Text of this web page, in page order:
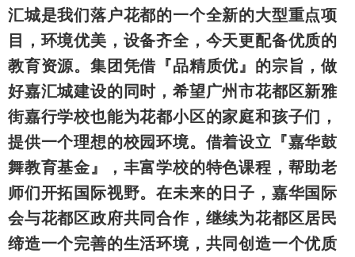
汇城是我们落户花都的一个全新的大型重点项
目，环境优美，设备齐全，今天更配备优质的
教育资源。集团凭借『品精质优』的宗旨，做
好嘉汇城建设的同时，希望广州市花都区新雅
街嘉行学校也能为花都小区的家庭和孩子们，
提供一个理想的校园环境。借着设立『嘉华鼓
舞教育基金』，丰富学校的特色课程，帮助老
师们开拓国际视野。在未来的日子，嘉华国际
会与花都区政府共同合作，继续为花都区居民
缔造一个完善的生活环境，共同创造一个优质